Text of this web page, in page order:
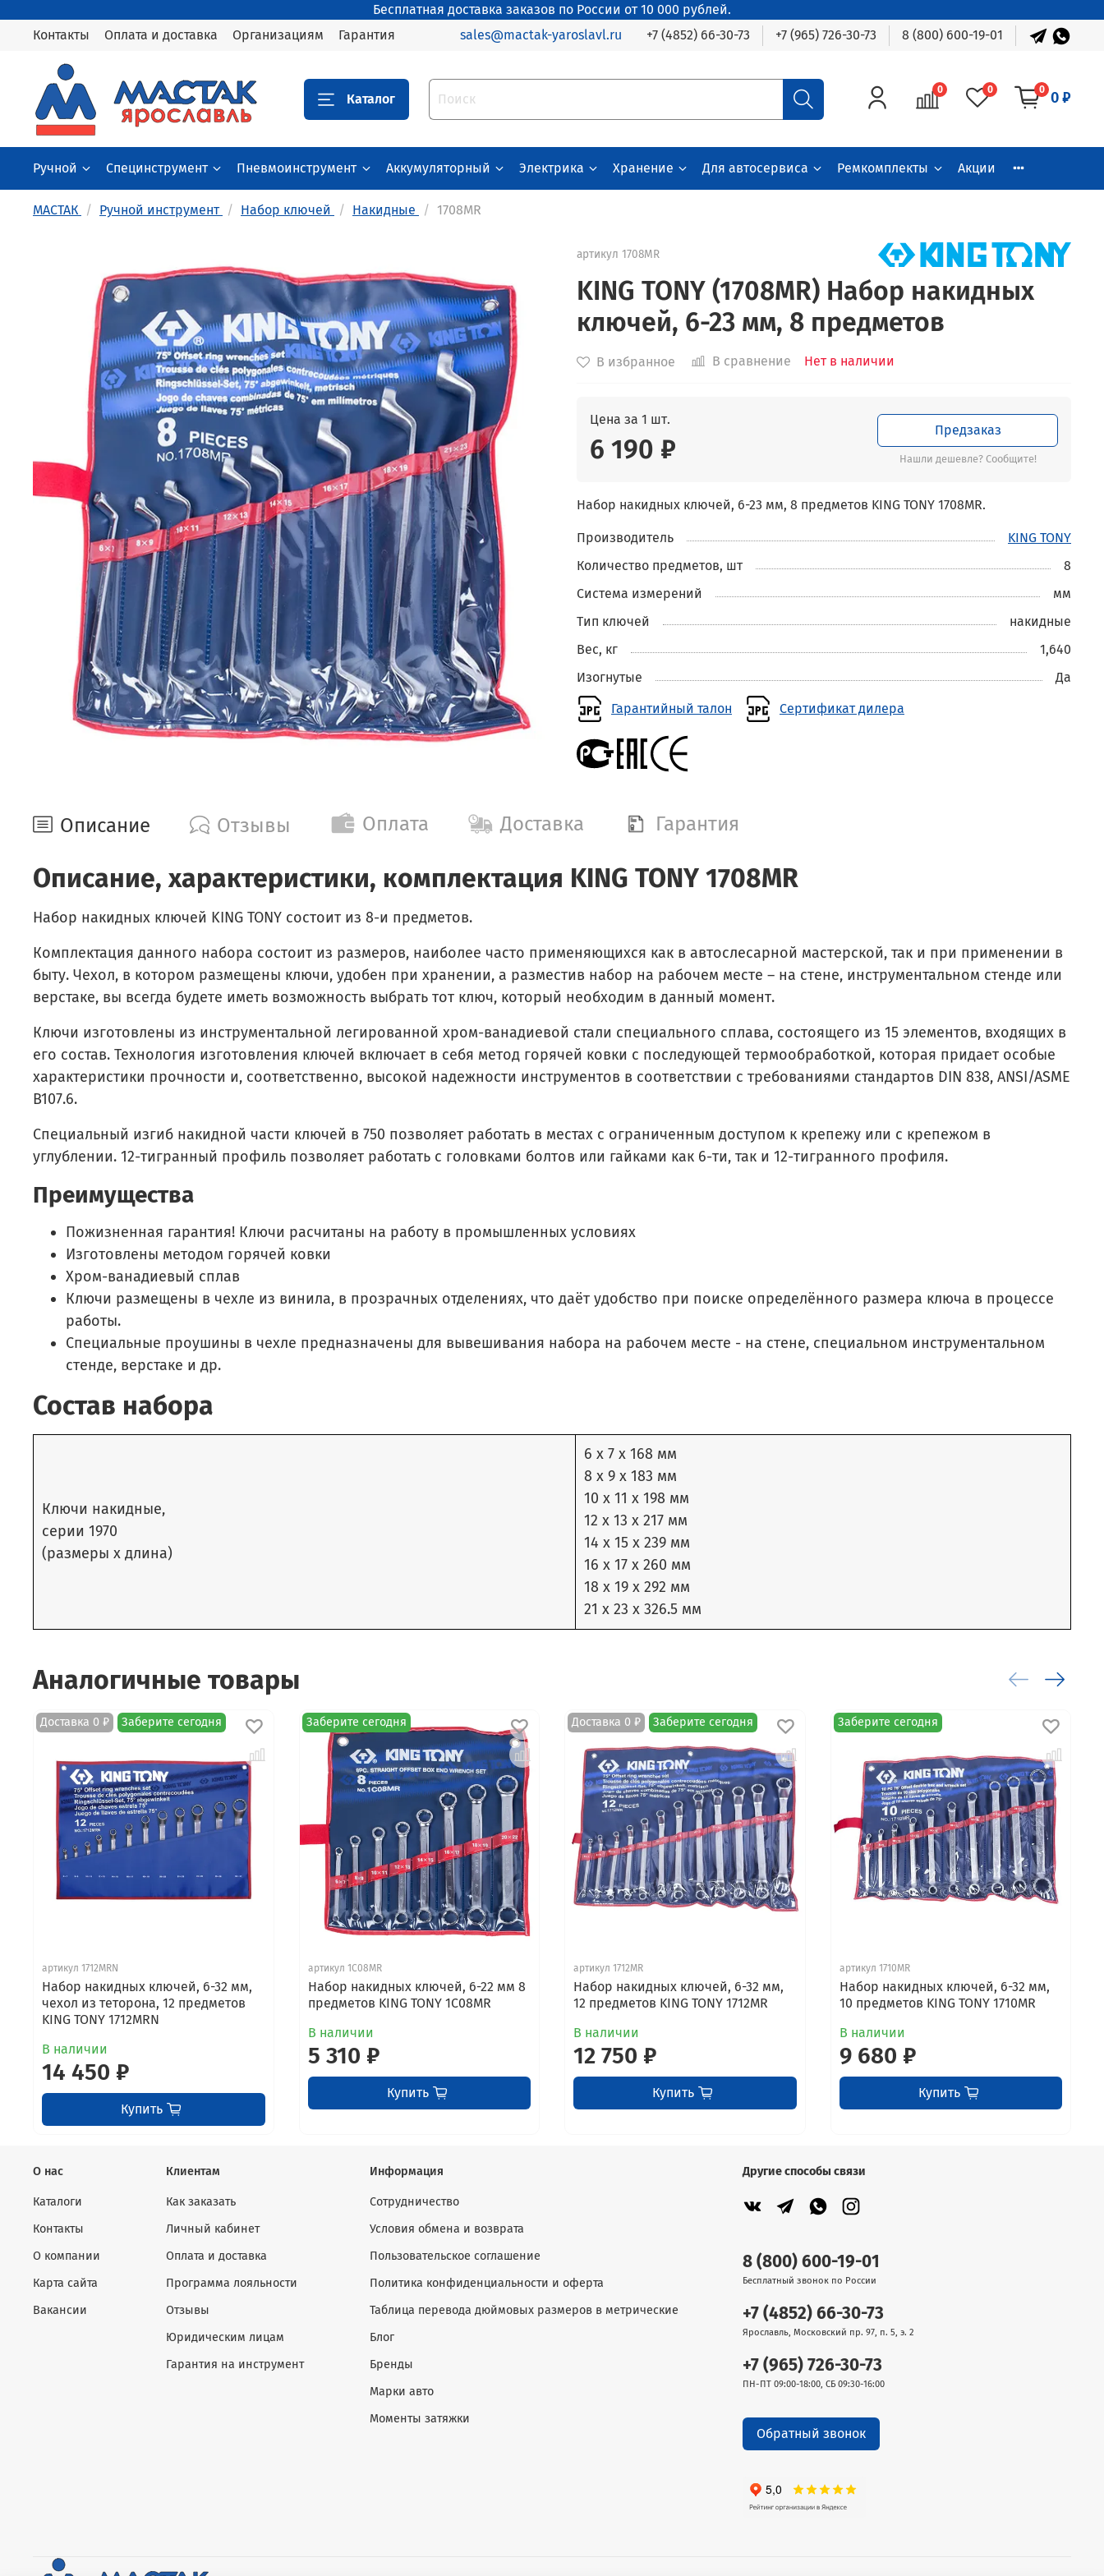
Бесплатная доставка заказов по России от 10 000 рублей.
Контакты
Оплата и доставка Организациям Гарантия sales@mactak-yaroslavl.ru +7 (4852) 66-30-73 +7 (965) 726-30-73 8 (800) 600-19-01
Каталог
0 0 0 0 ₽
Ручной Специнструмент Пневмоинструмент Аккумуляторный Электрика Хранение Для автосервиса Ремкомплекты Акции
МАСТАК Ручной инструмент Набор ключей Накидные 1708MR
артикул 1708MR
KING TONY (1708MR) Набор накидных
ключей, 6-23 мм, 8 предметов
В избранное В сравнение Нет в наличии
Цена за 1 шт.
6 190 ₽
Предзаказ
Нашли дешевле? Сообщите!
Набор накидных ключей, 6-23 мм, 8 предметов KING TONY 1708MR.
Производитель
KING TONY
Количество предметов, шт
8
Система измерений
мм
Тип ключей
накидные
Вес, кг
1,640
Изогнутые
Да
Гарантийный талон
Сертификат дилера
Описание Отзывы Оплата Доставка Гарантия
Описание, характеристики, комплектация KING TONY 1708MR
Набор накидных ключей KING TONY состоит из 8-и предметов.
Комплектация данного набора состоит из размеров, наиболее часто применяющихся как в автослесарной мастерской, так и при применении в
быту. Чехол, в котором размещены ключи, удобен при хранении, а разместив набор на рабочем месте – на стене, инструментальном стенде или
верстаке, вы всегда будете иметь возможность выбрать тот ключ, который необходим в данный момент.
Ключи изготовлены из инструментальной легированной хром-ванадиевой стали специального сплава, состоящего из 15 элементов, входящих в
его состав. Технология изготовления ключей включает в себя метод горячей ковки с последующей термообработкой, которая придает особые
характеристики прочности и, соответственно, высокой надежности инструментов в соответствии с требованиями стандартов DIN 838, ANSI/ASME
B107.6.
Специальный изгиб накидной части ключей в 750 позволяет работать в местах с ограниченным доступом к крепежу или с крепежом в
углублении. 12-тигранный профиль позволяет работать с головками болтов или гайками как 6-ти, так и 12-тигранного профиля.
Преимущества
Пожизненная гарантия! Ключи расчитаны на работу в промышленных условиях
Изготовлены методом горячей ковки
Хром-ванадиевый сплав
Ключи размещены в чехле из винила, в прозрачных отделениях, что даёт удобство при поиске определённого размера ключа в процессе
работы.
Специальные проушины в чехле предназначены для вывешивания набора на рабочем месте - на стене, специальном инструментальном
стенде, верстаке и др.
Состав набора
Ключи накидные,
серии 1970
(размеры х длина)
6 x 7 х 168 мм
8 x 9 х 183 мм
10 x 11 х 198 мм
12 x 13 х 217 мм
14 x 15 х 239 мм
16 x 17 х 260 мм
18 х 19 х 292 мм
21 х 23 х 326.5 мм
Аналогичные товары
Доставка 0 ₽ Заберите сегодня
артикул 1712MRN
Набор накидных ключей, 6-32 мм,
чехол из теторона, 12 предметов
KING TONY 1712MRN
В наличии
14 450 ₽
Купить
Заберите сегодня
артикул 1C08MR
Набор накидных ключей, 6-22 мм 8
предметов KING TONY 1C08MR
В наличии
5 310 ₽
Купить
Доставка 0 ₽ Заберите сегодня
артикул 1712MR
Набор накидных ключей, 6-32 мм,
12 предметов KING TONY 1712MR
В наличии
12 750 ₽
Купить
Заберите сегодня
артикул 1710MR
Набор накидных ключей, 6-32 мм,
10 предметов KING TONY 1710MR
В наличии
9 680 ₽
Купить
О нас
Каталоги
Контакты
О компании
Карта сайта
Вакансии
Клиентам
Как заказать
Личный кабинет
Оплата и доставка
Программа лояльности
Отзывы
Юридическим лицам
Гарантия на инструмент
Информация
Сотрудничество
Условия обмена и возврата
Пользовательское соглашение
Политика конфиденциальности и оферта
Таблица перевода дюймовых размеров в метрические
Блог
Бренды
Марки авто
Моменты затяжки
Другие способы связи
8 (800) 600-19-01
Бесплатный звонок по России
+7 (4852) 66-30-73
Ярославль, Московский пр. 97, п. 5, э. 2
+7 (965) 726-30-73
ПН-ПТ 09:00-18:00, СБ 09:30-16:00
Обратный звонок